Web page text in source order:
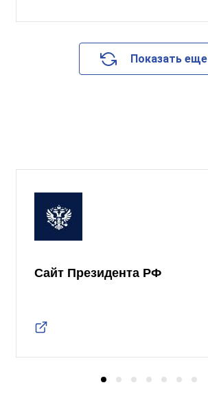
Показать еще
Сайт Президента РФ